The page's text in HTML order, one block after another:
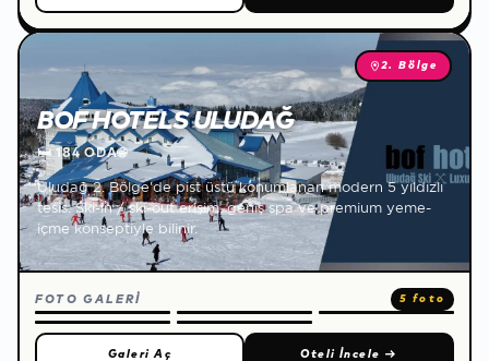
2. Bölge
BOF HOTELS ULUDAĞ
🛏184 ODA🌐
Uludağ 2. Bölge'de pist üstü konumlanan modern 5 yıldızlı
tesis. Ski-in / ski-out erişim, geniş spa ve premium yeme-
içme konseptiyle bilinir.
FOTO GALERİ 5 foto
Galeri Aç Oteli İncele →